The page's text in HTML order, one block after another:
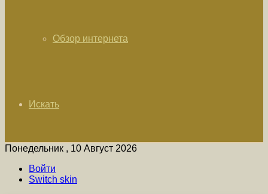
Обзор интернета
Искать
Понедельник , 10 Август 2026
Войти
Switch skin